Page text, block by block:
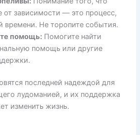
от зависимости — это процесс,
времени. Не торопите события.
помощь: Помогите найти
помощь или другие
последней надеждой для
лудоманией, и их поддержка
изменить жизнь.